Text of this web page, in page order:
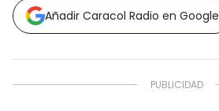
Añadir Caracol Radio en Google